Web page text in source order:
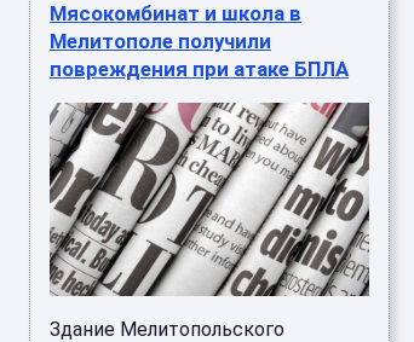
Мясокомбинат и школа в
Мелитополе получили
повреждения при атаке БПЛА
Здание Мелитопольского